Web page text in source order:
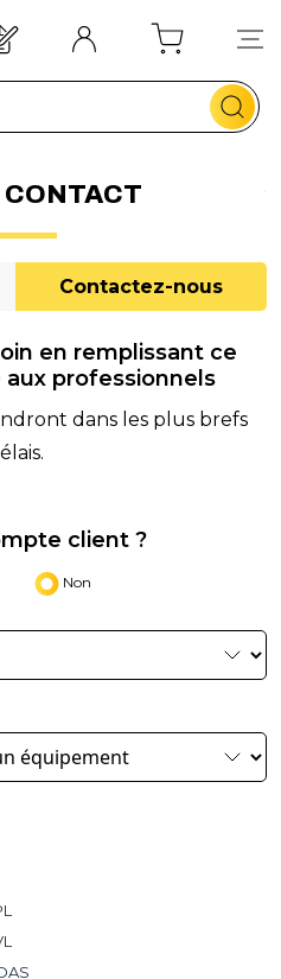
CONTACT
Contactez-nous
en remplissant ce
professionnels
dans les plus brefs
client ?
Non